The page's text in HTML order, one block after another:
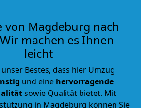
von Magdeburg nach
machen es Ihnen
leicht
Bestes, dass hier Umzug
und eine hervorragende
sowie Qualität bietet. Mit
in Magdeburg können Sie